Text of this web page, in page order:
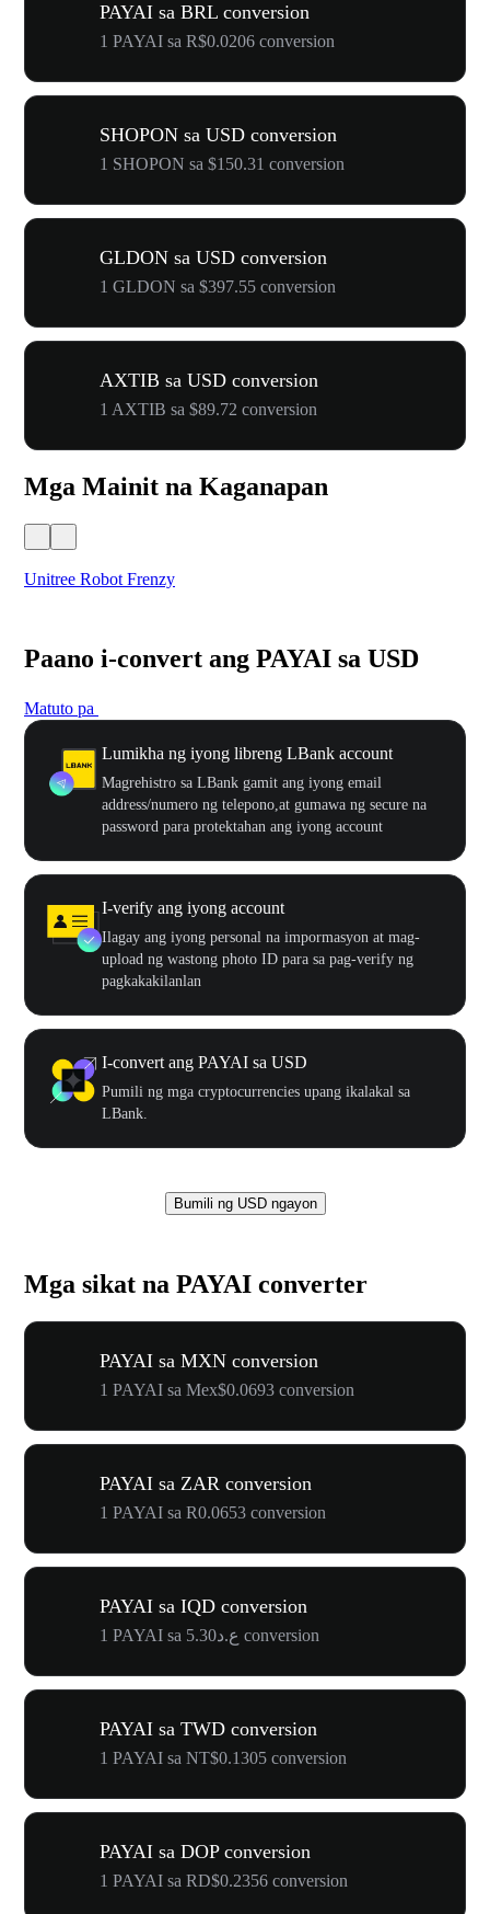
PAYAI sa BRL conversion
1 PAYAI sa R$0.0206 conversion
SHOPON sa USD conversion
1 SHOPON sa $150.31 conversion
GLDON sa USD conversion
1 GLDON sa $397.55 conversion
AXTIB sa USD conversion
1 AXTIB sa $89.72 conversion
Mga Mainit na Kaganapan
Unitree Robot Frenzy
Paano i-convert ang PAYAI sa USD
Matuto pa
Lumikha ng iyong libreng LBank account
Magrehistro sa LBank gamit ang iyong email
address/numero ng telepono,at gumawa ng secure na
password para protektahan ang iyong account
I-verify ang iyong account
Ilagay ang iyong personal na impormasyon at mag-
upload ng wastong photo ID para sa pag-verify ng
pagkakakilanlan
I-convert ang PAYAI sa USD
Pumili ng mga cryptocurrencies upang ikalakal sa
LBank.
Bumili ng USD ngayon
Mga sikat na PAYAI converter
PAYAI sa MXN conversion
1 PAYAI sa Mex$0.0693 conversion
PAYAI sa ZAR conversion
1 PAYAI sa R0.0653 conversion
PAYAI sa IQD conversion
1 PAYAI sa ع.د5.30 conversion
PAYAI sa TWD conversion
1 PAYAI sa NT$0.1305 conversion
PAYAI sa DOP conversion
1 PAYAI sa RD$0.2356 conversion